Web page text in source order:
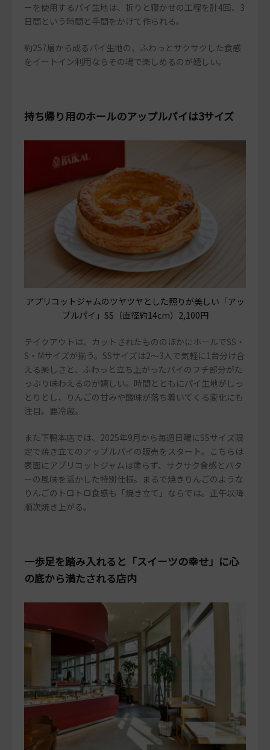
ーを使用するパイ生地は、折りと寝かせの工程を計4回、3
日間という時間と手間をかけて作られる。
約257層から成るパイ生地の、ふわっとサクサクした食感
をイートイン利用ならその場で楽しめるのが嬉しい。
持ち帰り用のホールのアップルパイは3サイズ
アプリコットジャムのツヤツヤとした照りが美しい「アッ
プルパイ」SS（直径約14cm）2,100円
テイクアウトは、カットされたもののほかにホールでSS・
S・Mサイズが揃う。SSサイズは2～3人で気軽に1台分け合
える楽しさと、ふわっと立ち上がったパイのフチ部分がた
っぷり味わえるのが嬉しい。時間とともにパイ生地がしっ
とりとし、りんごの甘みや酸味が落ち着いてくる変化にも
注目。要冷蔵。
また下鴨本店では、2025年9月から毎週日曜にSSサイズ限
定で焼き立てのアップルパイの販売をスタート。こちらは
表面にアプリコットジャムは塗らず、サクサク食感とバタ
ーの風味を活かした特別仕様。まるで焼きりんごのような
りんごのトロトロ食感も「焼き立て」ならでは。正午以降
順次焼き上がる。
一歩足を踏み入れると「スイーツの幸せ」に心
の底から満たされる店内